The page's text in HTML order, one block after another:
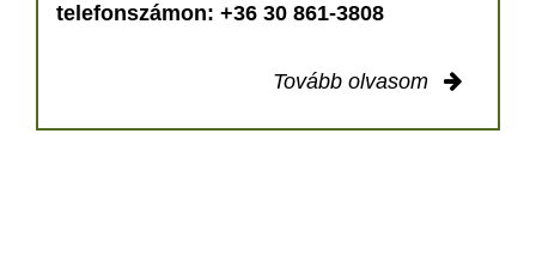
telefonszámon: +36 30 861-3808
Tovább olvasom